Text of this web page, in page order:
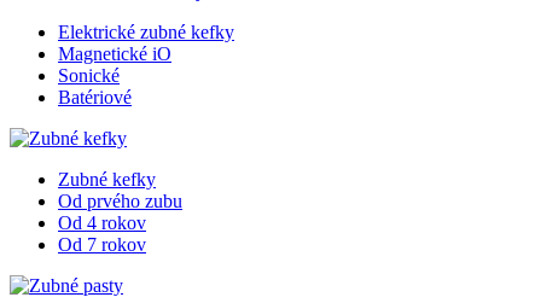
Elektrické zubné kefky
Magnetické iO
Sonické
Batériové
Zubné kefky
Od prvého zubu
Od 4 rokov
Od 7 rokov